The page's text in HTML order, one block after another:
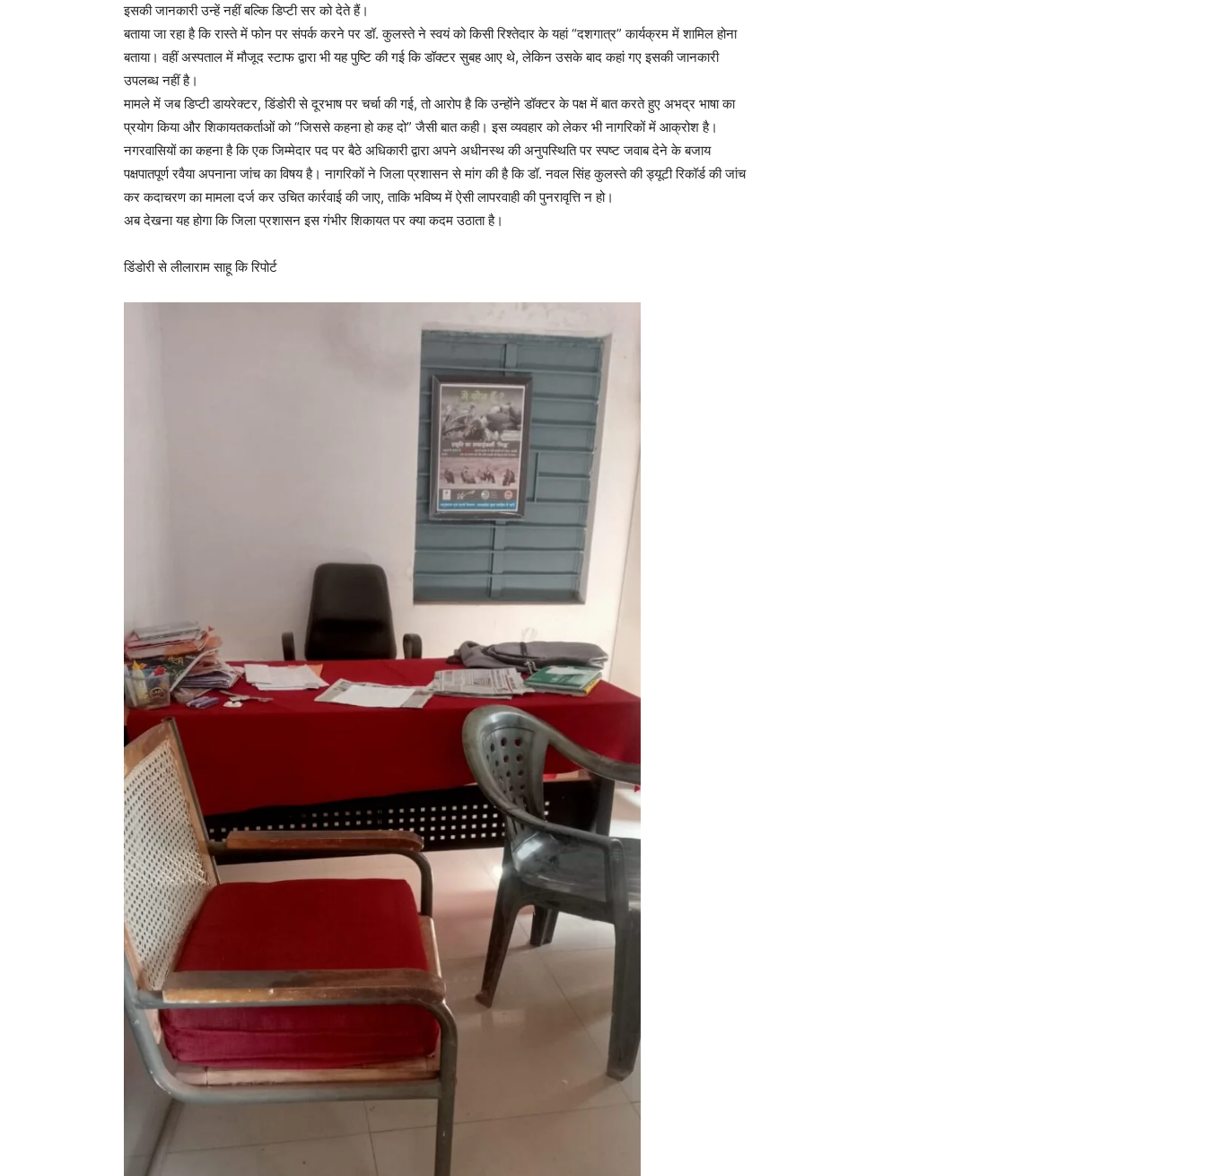
इसकी जानकारी उन्हें नहीं बल्कि डिप्टी सर को देते हैं।
बताया जा रहा है कि रास्ते में फोन पर संपर्क करने पर डॉ. कुलस्ते ने स्वयं को किसी रिश्तेदार के यहां “दशगात्र” कार्यक्रम में शामिल होना
बताया। वहीं अस्पताल में मौजूद स्टाफ द्वारा भी यह पुष्टि की गई कि डॉक्टर सुबह आए थे, लेकिन उसके बाद कहां गए इसकी जानकारी
उपलब्ध नहीं है।
मामले में जब डिप्टी डायरेक्टर, डिंडोरी से दूरभाष पर चर्चा की गई, तो आरोप है कि उन्होंने डॉक्टर के पक्ष में बात करते हुए अभद्र भाषा का
प्रयोग किया और शिकायतकर्ताओं को “जिससे कहना हो कह दो” जैसी बात कही। इस व्यवहार को लेकर भी नागरिकों में आक्रोश है।
नगरवासियों का कहना है कि एक जिम्मेदार पद पर बैठे अधिकारी द्वारा अपने अधीनस्थ की अनुपस्थिति पर स्पष्ट जवाब देने के बजाय
पक्षपातपूर्ण रवैया अपनाना जांच का विषय है। नागरिकों ने जिला प्रशासन से मांग की है कि डॉ. नवल सिंह कुलस्ते की ड्यूटी रिकॉर्ड की जांच
कर कदाचरण का मामला दर्ज कर उचित कार्रवाई की जाए, ताकि भविष्य में ऐसी लापरवाही की पुनरावृत्ति न हो।
अब देखना यह होगा कि जिला प्रशासन इस गंभीर शिकायत पर क्या कदम उठाता है।
डिंडोरी से लीलाराम साहू कि रिपोर्ट